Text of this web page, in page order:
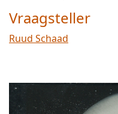
Vraagsteller
Ruud Schaad